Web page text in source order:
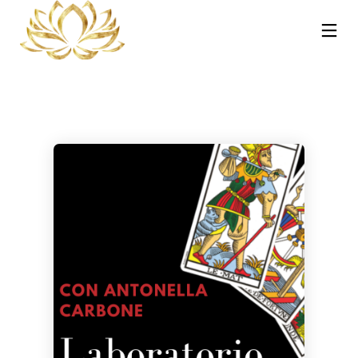
REIKI A
CATANIA:
COS’È, COME
PERCHÉ PUÒ
OTTOBRE
CORSO MASSAGGIO
TIBETANE A
30
OTTOBRE
2023
CORSO TRATTAMENTI
AYURVEDA – HOT
STONE E
PINDASWEDA A
CATANIA 12
30 21